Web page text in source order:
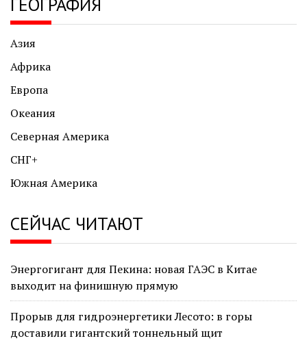
ГЕОГРАФИЯ
Азия
Африка
Европа
Океания
Северная Америка
СНГ+
Южная Америка
СЕЙЧАС ЧИТАЮТ
Энергогигант для Пекина: новая ГАЭС в Китае
выходит на финишную прямую
Прорыв для гидроэнергетики Лесото: в горы
доставили гигантский тоннельный щит